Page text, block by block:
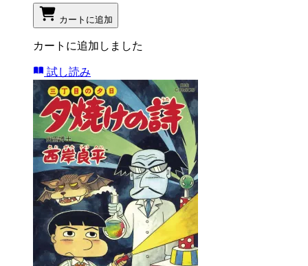
カートに追加
カートに追加しました
試し読み